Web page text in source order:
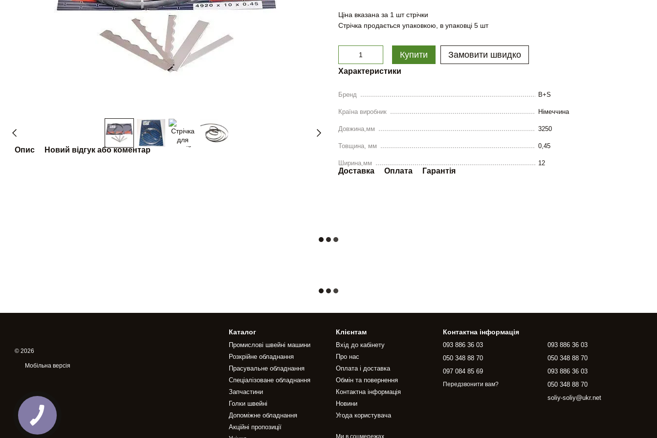
Опис Новий відгук або коментар
Ціна вказана за 1 шт стрічки
Стрічка продається упаковкою, в упаковці 5 шт
Купити Замовити швидко
Характеристики
Бренд B+S
Країна виробник Німеччина
Довжина,мм 3250
Товщина, мм 0,45
Ширина,мм 12
Доставка Оплата Гарантія
© 2026
Мобільна версія
Каталог
Промислові швейні машини
Розкрійне обладнання
Прасувальне обладнання
Спеціалізоване обладнання
Запчастини
Голки швейні
Допоміжне обладнання
Акційні пропозиції
Клієнтам
Вхід до кабінету
Про нас
Оплата і доставка
Обмін та повернення
Контактна інформація
Новини
Угода користувача
Ми в соцмережах
Контактна інформація
093 886 36 03
050 348 88 70
097 084 85 69
Передзвонити вам?
093 886 36 03
050 348 88 70
093 886 36 03
050 348 88 70
soliy-soliy@ukr.net